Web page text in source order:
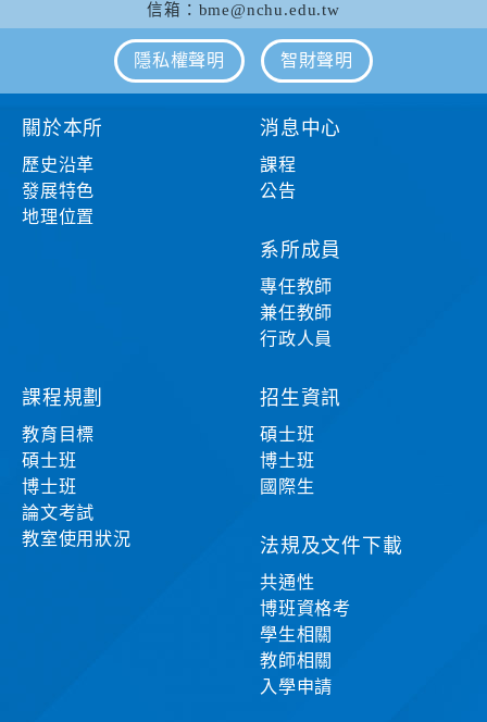
信箱：bme@nchu.edu.tw
隱私權聲明 智財聲明
關於本所
歷史沿革
發展特色
地理位置
消息中心
課程
公告
系所成員
專任教師
兼任教師
行政人員
課程規劃
教育目標
碩士班
博士班
論文考試
教室使用狀況
招生資訊
碩士班
博士班
國際生
法規及文件下載
共通性
博班資格考
學生相關
教師相關
入學申請